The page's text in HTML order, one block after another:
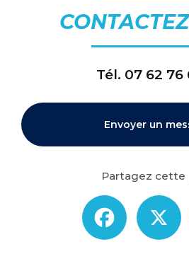
Tél. 07 62 76
Envoyer un
Partagez cette
Facebook